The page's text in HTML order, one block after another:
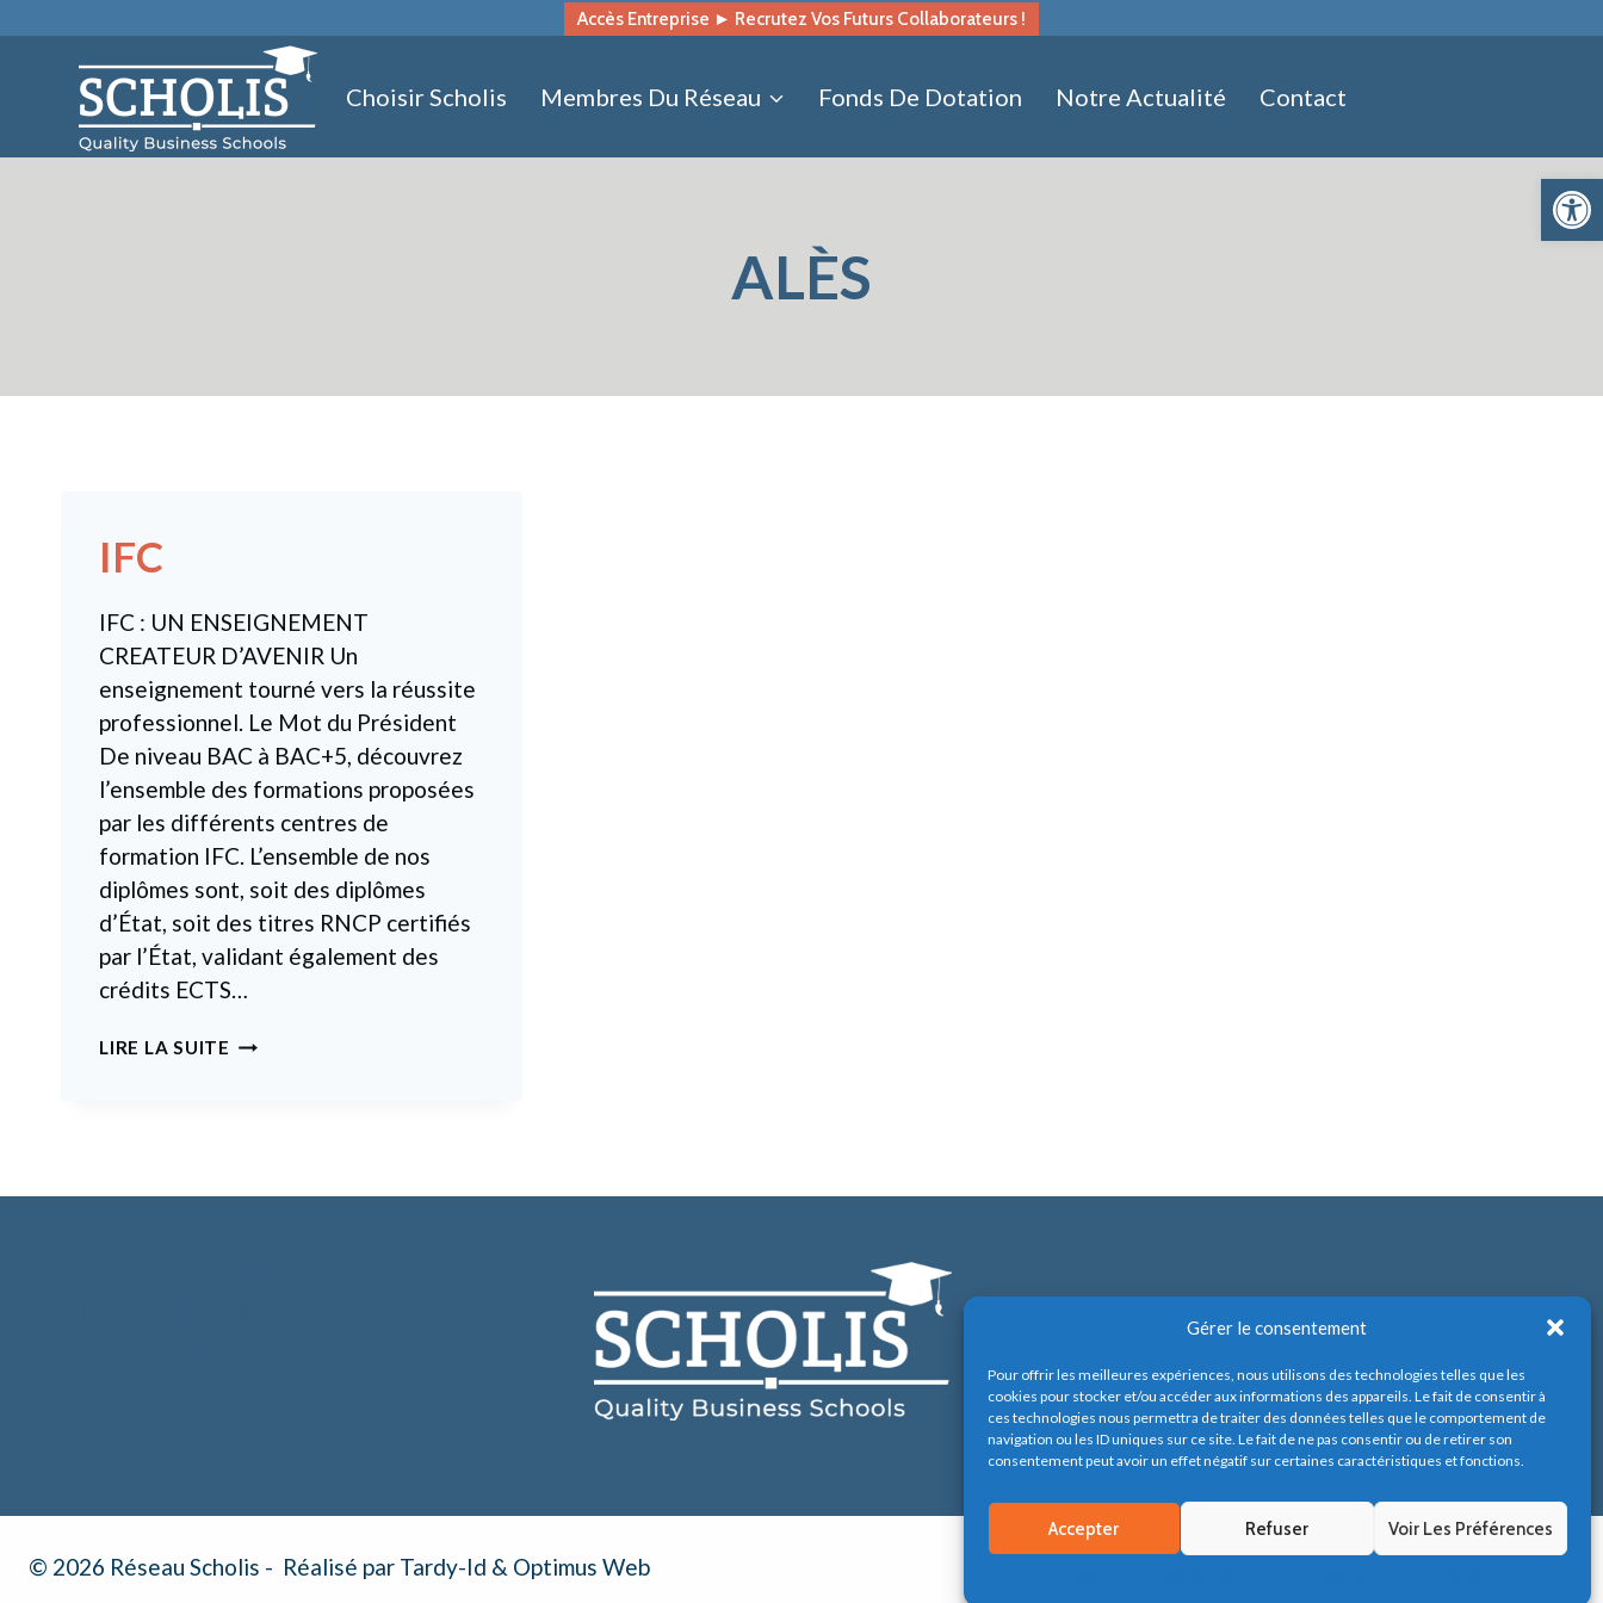
Ouvrir
Gérer le consentement
Pour offrir les meilleures expériences, nous utilisons des technologies telles que les
cookies pour stocker et/ou accéder aux informations des appareils. Le fait de consentir à
ces technologies nous permettra de traiter des données telles que le comportement de
navigation ou les ID uniques sur ce site. Le fait de ne pas consentir ou de retirer son
consentement peut avoir un effet négatif sur certaines caractéristiques et fonctions.
Accepter Refuser Voir Les Préférences
contenu
Accès Entreprise ► Recrutez Vos Futurs Collaborateurs !
Choisir Scholis Membres Du Réseau Fonds De Dotation Notre Actualité Contact
ALÈS
IFC
IFC : UN ENSEIGNEMENT
CREATEUR D’AVENIR Un
enseignement tourné vers la réussite
professionnel. Le Mot du Président
De niveau BAC à BAC+5, découvrez
l’ensemble des formations proposées
par les différents centres de
formation IFC. L’ensemble de nos
diplômes sont, soit des diplômes
d’État, soit des titres RNCP certifiés
par l’État, validant également des
crédits ECTS…
LIRE LA SUITE IFC
© 2026 Réseau Scholis - Réalisé par Tardy-Id & Optimus Web